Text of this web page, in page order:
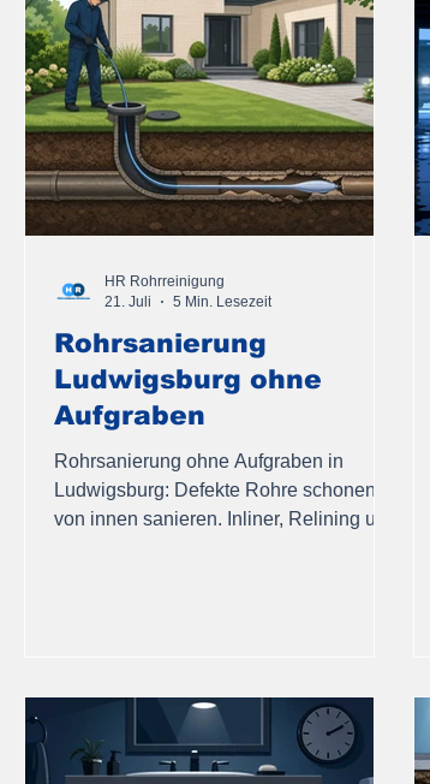
Rohrsanierung
Ludwigsburg ohne
Aufgraben
Rohrsanierung ohne Aufgraben in
Ludwigsburg: Defekte Rohre schonend
von innen sanieren. Inliner, Relining und
HR Rohrreinigung
21. Juli
5 Min. Lesezeit